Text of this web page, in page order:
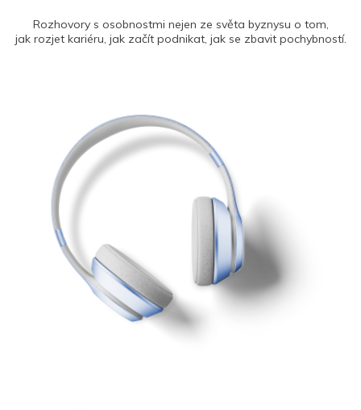
Rozhovory s osobnostmi nejen ze světa byznysu o tom,
jak rozjet kariéru, jak začít podnikat, jak se zbavit pochybností.